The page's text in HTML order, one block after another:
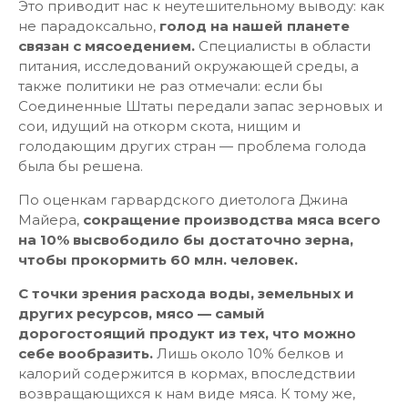
Это приводит нас к неутешительному выводу: как
не парадоксально, голод на нашей планете
связан с мясоедением. Специалисты в области
питания, исследований окружающей среды, а
также политики не раз отмечали: если бы
Соединенные Штаты передали запас зерновых и
сои, идущий на откорм скота, нищим и
голодающим других стран — проблема голода
была бы решена.
По оценкам гарвардского диетолога Джина
Майера, сокращение производства мяса всего
на 10% высвободило бы достаточно зерна,
чтобы прокормить 60 млн. человек.
С точки зрения расхода воды, земельных и
других ресурсов, мясо — самый
дорогостоящий продукт из тех, что можно
себе вообразить. Лишь около 10% белков и
калорий содержится в кормах, впоследствии
возвращающихся к нам виде мяса. К тому же,